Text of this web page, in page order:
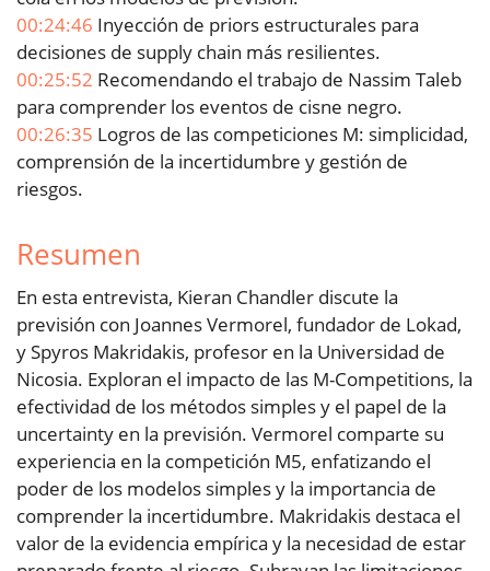
00:24:46 Inyección de priors estructurales para
decisiones de supply chain más resilientes.
00:25:52 Recomendando el trabajo de Nassim Taleb
para comprender los eventos de cisne negro.
00:26:35 Logros de las competiciones M: simplicidad,
comprensión de la incertidumbre y gestión de
riesgos.
Resumen
En esta entrevista, Kieran Chandler discute la
previsión con Joannes Vermorel, fundador de Lokad,
y Spyros Makridakis, profesor en la Universidad de
Nicosia. Exploran el impacto de las M-Competitions, la
efectividad de los métodos simples y el papel de la
uncertainty en la previsión. Vermorel comparte su
experiencia en la competición M5, enfatizando el
poder de los modelos simples y la importancia de
comprender la incertidumbre. Makridakis destaca el
valor de la evidencia empírica y la necesidad de estar